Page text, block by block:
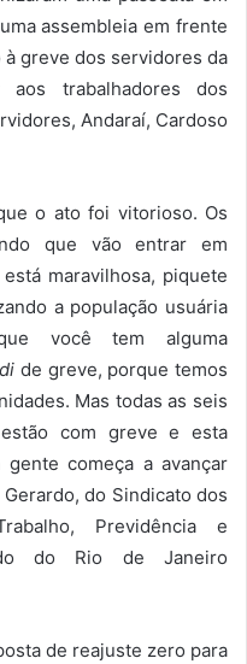
assembleia em frente
greve dos servidores da
trabalhadores dos
Andaraí, Cardoso
o ato foi vitorioso. Os
que vão entrar em
maravilhosa, piquete
a população usuária
você tem alguma
de greve, porque temos
Mas todas as seis
com greve e esta
começa a avançar
do Sindicato dos
Previdência e
do Rio de Janeiro
de reajuste zero para